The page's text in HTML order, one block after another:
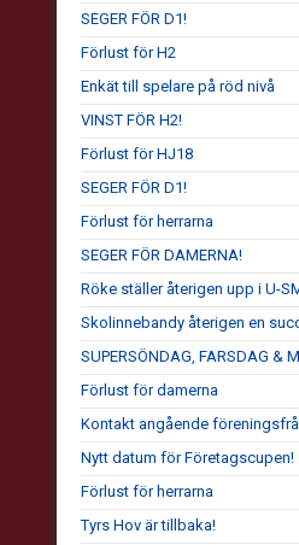
SEGER FÖR D1!
Förlust för H2
Enkät till spelare på röd nivå
VINST FÖR H2!
Förlust för HJ18
SEGER FÖR D1!
Förlust för herrarna
SEGER FÖR DAMERNA!
Röke ställer återigen upp i U-
Skolinnebandy återigen en
SUPERSÖNDAG, FARSDAG &
Förlust för damerna
Kontakt angående
Nytt datum för Företagscupen!
Förlust för herrarna
Tyrs Hov är tillbaka!